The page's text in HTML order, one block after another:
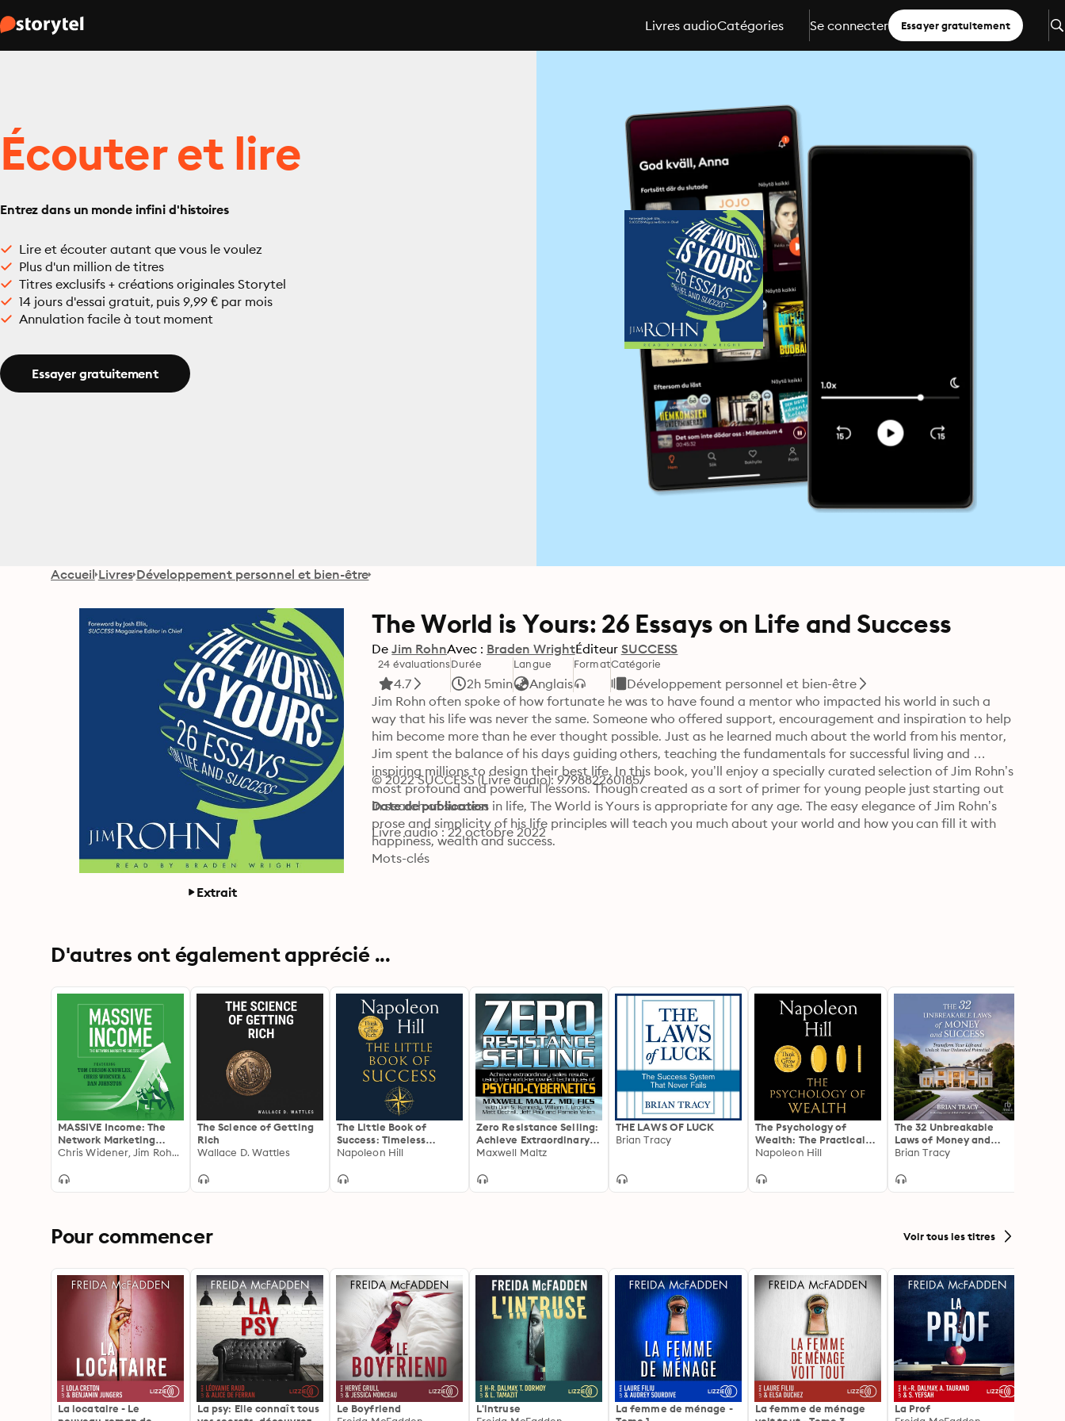
Livres audioCatégories Se connecter Essayer gratuitement
Écouter et lire
Entrez dans un monde infini d'histoires
Lire et écouter autant que vous le voulez
Plus d'un million de titres
Titres exclusifs + créations originales Storytel
14 jours d'essai gratuit, puis 9,99 € par mois
Annulation facile à tout moment
Essayer gratuitement
Accueil Livres Développement personnel et bien-être
Extrait
The World is Yours: 26 Essays on Life and Success
De Jim RohnAvec : Braden WrightÉditeur SUCCESS
24 évaluations
4.7
Durée
2h 5min
Langue
Anglais
FormatCatégorie
Développement personnel et bien-être
Jim Rohn often spoke of how fortunate he was to have found a mentor who impacted his world in such a
way that his life was never the same. Someone who offered support, encouragement and inspiration to help
him become more than he ever thought possible. Just as he learned much about the world from his mentor,
Jim spent the balance of his days guiding others, teaching the fundamentals for successful living and
inspiring millions to design their best life. In this book, you’ll enjoy a specially curated selection of Jim Rohn’s
most profound and powerful lessons. Though created as a sort of primer for young people just starting out
in search of success in life, The World is Yours is appropriate for any age. The easy elegance of Jim Rohn’s
prose and simplicity of his life principles will teach you much about your world and how you can fill it with
happiness, wealth and success.
© 2022 SUCCESS (Livre audio): 9798822601857
Date de publication
Livre audio : 22 octobre 2022
Mots-clés
D'autres ont également apprécié ...
MASSIVE Income: The
Network Marketing
Success Kit
Chris Widener, Jim Rohn, Tom Corson-Knowles, Dan Johnston
The Science of Getting
Rich
Wallace D. Wattles
The Little Book of
Success: Timeless
Wisdom on Personal
Wealth
Napoleon Hill
Zero Resistance Selling:
Achieve Extraordinary
Sales Results Using the
techniques of Psycho-
Maxwell Maltz
THE LAWS OF LUCK
Brian Tracy
The Psychology of
Wealth: The Practical
Guide to Enduring
Napoleon Hill
The 32 Unbreakable
Laws of Money and
Success: Transform Your
Unlimited Potential
Brian Tracy
Pour commencer Voir tous les titres
La locataire - Le
La psy: Elle connaît tous
Le Boyfriend
L'intruse
La femme de ménage -
La femme de ménage
La Prof